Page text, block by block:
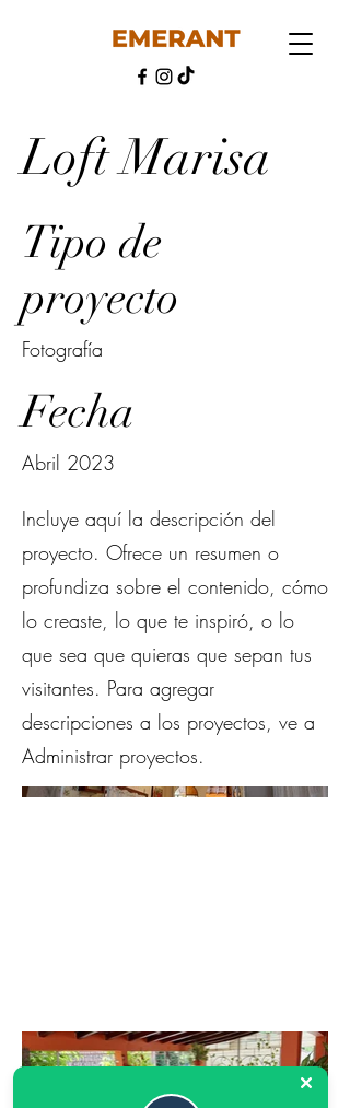
Loft Marisa
Tipo de
proyecto
Fotografía
Fecha
Abril 2023
Incluye aquí la descripción del
proyecto. Ofrece un resumen o
profundiza sobre el contenido, cómo
lo creaste, lo que te inspiró, o lo
que sea que quieras que sepan tus
visitantes. Para agregar
descripciones a los proyectos, ve a
Administrar proyectos.